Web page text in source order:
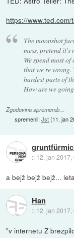
https://
The moonshot
mess, pretend
We spend most
that we're wrong.
hardest parts of
How are we
Zgodovina sprememb…
spremenil:Jst(11. jan
:: 12. jan 2017,
a bejž bejž bejž...
Han
:: 12. jan 2017,
"v internetu Z